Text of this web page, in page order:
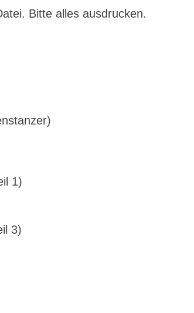
Bitte alles ausdrucken.
1)
3)